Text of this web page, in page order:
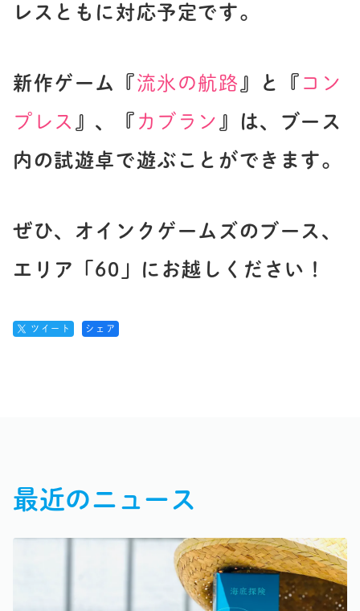
レスともに対応予定です。
新作ゲーム『流氷の航路 』と『 コン
プレス 』、『 カブラン 』は、ブース
内の試遊卓で遊ぶことができます。
ぜひ、オインクゲームズのブース、
エリア「60」にお越しください！
ツイート シェア
最近のニュース